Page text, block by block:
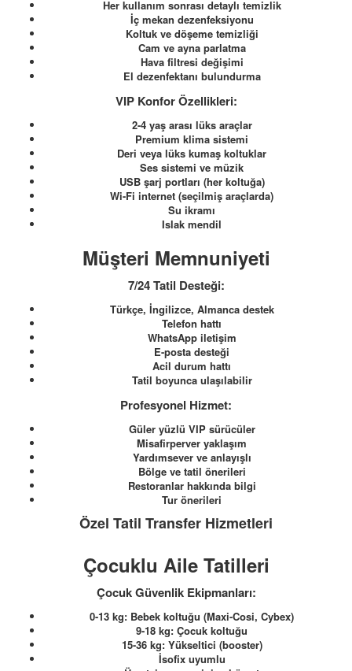
Her kullanım sonrası detaylı temizlik
İç mekan dezenfeksiyonu
Koltuk ve döşeme temizliği
Cam ve ayna parlatma
Hava filtresi değişimi
El dezenfektanı bulundurma
VIP Konfor Özellikleri:
2-4 yaş arası lüks araçlar
Premium klima sistemi
Deri veya lüks kumaş koltuklar
Ses sistemi ve müzik
USB şarj portları (her koltuğa)
Wi-Fi internet (seçilmiş araçlarda)
Su ikramı
Islak mendil
Müşteri Memnuniyeti
7/24 Tatil Desteği:
Türkçe, İngilizce, Almanca destek
Telefon hattı
WhatsApp iletişim
E-posta desteği
Acil durum hattı
Tatil boyunca ulaşılabilir
Profesyonel Hizmet:
Güler yüzlü VIP sürücüler
Misafirperver yaklaşım
Yardımsever ve anlayışlı
Bölge ve tatil önerileri
Restoranlar hakkında bilgi
Tur önerileri
Özel Tatil Transfer Hizmetleri
Çocuklu Aile Tatilleri
Çocuk Güvenlik Ekipmanları:
0-13 kg: Bebek koltuğu (Maxi-Cosi, Cybex)
9-18 kg: Çocuk koltuğu
15-36 kg: Yükseltici (booster)
İsofix uyumlu